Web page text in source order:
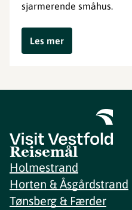
sjarmerende småhus.
Les mer
Reisemål
Holmestrand
Horten & Åsgårdstrand
Tønsberg & Færder